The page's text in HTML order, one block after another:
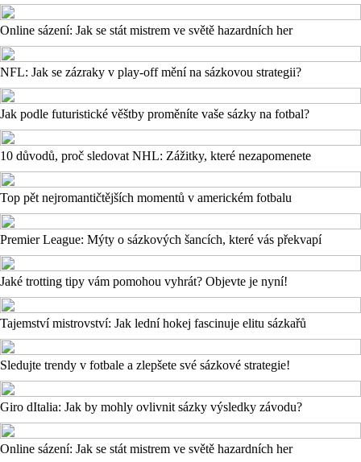
Online sázení: Jak se stát mistrem ve světě hazardních her
NFL: Jak se zázraky v play-off mění na sázkovou strategii?
Jak podle futuristické věštby proměníte vaše sázky na fotbal?
10 důvodů, proč sledovat NHL: Zážitky, které nezapomenete
Top pět nejromantičtějších momentů v americkém fotbalu
Premier League: Mýty o sázkových šancích, které vás překvapí
Jaké trotting tipy vám pomohou vyhrát? Objevte je nyní!
Tajemství mistrovství: Jak lední hokej fascinuje elitu sázkařů
Sledujte trendy v fotbale a zlepšete své sázkové strategie!
Giro dItalia: Jak by mohly ovlivnit sázky výsledky závodu?
Online sázení: Jak se stát mistrem ve světě hazardních her